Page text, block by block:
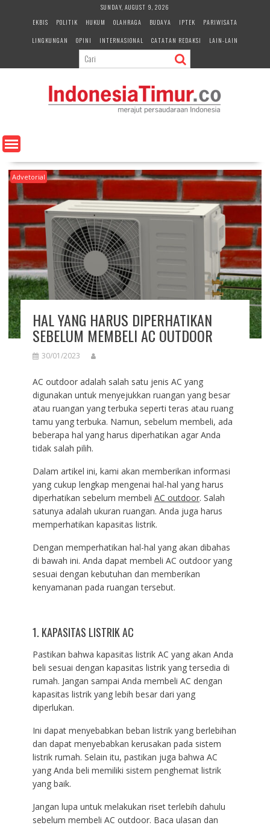
e
n
SUNDAY, AUGUST 9, 2026
EKBIS
POLITIK HUKUM OLAHRAGA BUDAYA IPTEK
PARIWISATA
LINGKUNGAN
OPINI INTERNASIONAL CATATAN REDAKSI LAIN-LAIN
Advetorial
HAL YANG HARUS DIPERHATIKAN
SEBELUM MEMBELI AC OUTDOOR
30/01/2023
AC outdoor adalah salah satu jenis AC yang
digunakan untuk menyejukkan ruangan yang besar
atau ruangan yang terbuka seperti teras atau ruang
tamu yang terbuka. Namun, sebelum membeli, ada
beberapa hal yang harus diperhatikan agar Anda
tidak salah pilih.
Dalam artikel ini, kami akan memberikan informasi
yang cukup lengkap mengenai hal-hal yang harus
diperhatikan sebelum membeli AC outdoor. Salah
satunya adalah ukuran ruangan. Anda juga harus
memperhatikan kapasitas listrik.
Dengan memperhatikan hal-hal yang akan dibahas
di bawah ini. Anda dapat membeli AC outdoor yang
sesuai dengan kebutuhan dan memberikan
kenyamanan pada ruangan tersebut.
1. KAPASITAS LISTRIK AC
Pastikan bahwa kapasitas listrik AC yang akan Anda
beli sesuai dengan kapasitas listrik yang tersedia di
rumah. Jangan sampai Anda membeli AC dengan
kapasitas listrik yang lebih besar dari yang
diperlukan.
Ini dapat menyebabkan beban listrik yang berlebihan
dan dapat menyebabkan kerusakan pada sistem
listrik rumah. Selain itu, pastikan juga bahwa AC
yang Anda beli memiliki sistem penghemat listrik
yang baik.
Jangan lupa untuk melakukan riset terlebih dahulu
sebelum membeli AC outdoor. Baca ulasan dan